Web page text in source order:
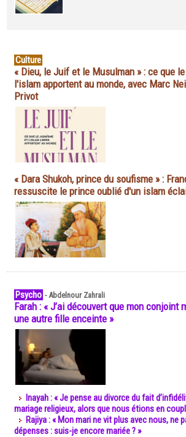
Culture
« Dieu, le Juif et le Musulman » : ce que
l'islam apportent au monde, avec Marc
Privot
« Dara Shukoh, prince du soufisme » :
ressuscite le prince oublié d'un islam
Psycho -Abdelnour Zahrali
Farah : « J’ai découvert que mon conjoint
une autre fille enceinte »
Inayah : « Je pense au divorce du fait
mariage religieux, alors que nous étions en
Rajiya : « Mon mari ne vit plus avec nous, ne
dépenses : suis-je encore mariée ? »